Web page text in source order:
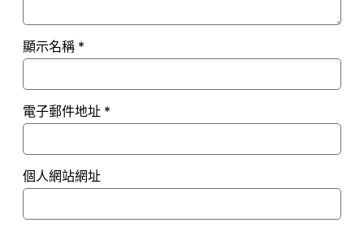
顯示名稱 *
電子郵件地址 *
個人網站網址